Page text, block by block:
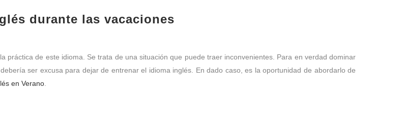
durante las vacaciones
práctica de este idioma. Se trata de una situación que puede traer inconvenientes. Para en verdad dominar
debería ser excusa para dejar de entrenar el idioma inglés. En dado caso, es la oportunidad de abordarlo de
en Verano